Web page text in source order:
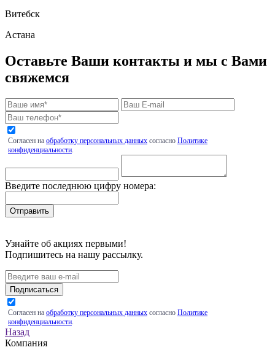
Витебск
Астана
Оставьте Ваши контакты и мы с Вами
свяжемся
Согласен на обработку персональных данных согласно Политике
конфиденциальности.
Введите последнюю цифру номера:
Узнайте об акциях первыми!
Подпишитесь на нашу рассылку.
Подписаться
Согласен на обработку персональных данных согласно Политике
конфиденциальности.
Назад
Компания